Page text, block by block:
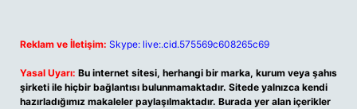
Reklam ve İletişim: Skype: live:.cid.575569c608265c69
Yasal Uyarı: Bu internet sitesi, herhangi bir marka, kurum veya şahıs
şirketi ile hiçbir bağlantısı bulunmamaktadır. Sitede yalnızca kendi
hazırladığımız makaleler paylaşılmaktadır. Burada yer alan içerikler